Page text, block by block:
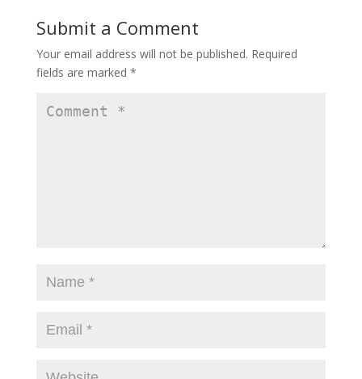
o
o
k
o
n
Submit a Comment
Your email address will not be published. Required
fields are marked *